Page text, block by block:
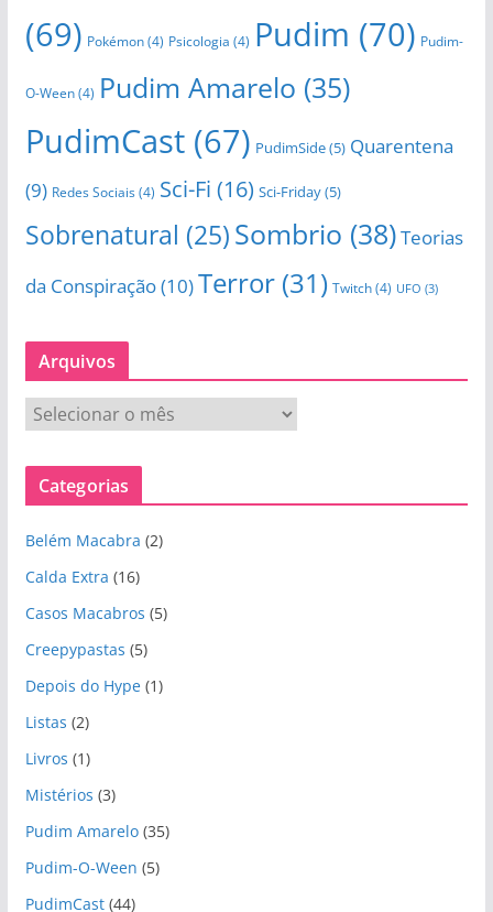
(69) Pokémon(4) Psicologia (4) Pudim (70) Pudim-
O-Ween(4) Pudim Amarelo (35)
PudimCast(67) PudimSide(5) Quarentena
(9) Redes Sociais(4) Sci-Fi (16) Sci-Friday(5)
Sobrenatural (25)Sombrio (38)Teorias
da Conspiração(10)Terror(31) Twitch(4) UFO (3)
Arquivos
r
q
v
o
Categorias
Belém Macabra (2)
Calda Extra (16)
Casos Macabros (5)
Creepypastas (5)
Depois do Hype(1)
Listas (2)
Livros (1)
Mistérios (3)
Pudim Amarelo(35)
Pudim-O-Ween (5)
PudimCast(44)